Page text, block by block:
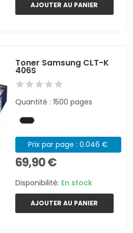
AJOUTER AU PANIER
Toner Samsung CLT-K
406S
Quantité : 1500 pages
Prix par page : 0.046 €
69,90 €
Disponibilité: En stock
AJOUTER AU PANIER